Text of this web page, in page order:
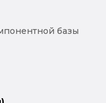
базы